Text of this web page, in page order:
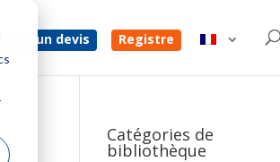
un devis Registre
Catégories de
bibliothèque